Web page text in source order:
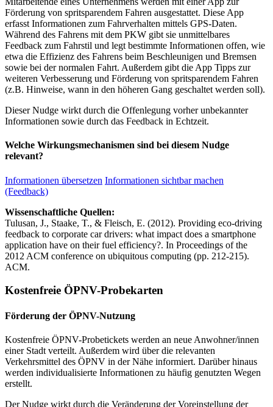
Förderung von spritsparendem Fahren ausgestattet. Diese App
erfasst Informationen zum Fahrverhalten mittels GPS-Daten.
Während des Fahrens mit dem PKW gibt sie unmittelbares
Feedback zum Fahrstil und legt bestimmte Informationen offen, wie
etwa die Effizienz des Fahrens beim Beschleunigen und Bremsen
sowie bei der normalen Fahrt. Außerdem gibt die App Tipps zur
weiteren Verbesserung und Förderung von spritsparendem Fahren
(z.B. Hinweise, wann in den höheren Gang geschaltet werden soll).
Dieser Nudge wirkt durch die Offenlegung vorher unbekannter
Informationen sowie durch das Feedback in Echtzeit.
Welche Wirkungsmechanismen sind bei diesem Nudge
relevant?
Informationen übersetzen Informationen sichtbar machen
(Feedback)
Wissenschaftliche Quellen:
Tulusan, J., Staake, T., & Fleisch, E. (2012). Providing eco-driving
feedback to corporate car drivers: what impact does a smartphone
application have on their fuel efficiency?. In Proceedings of the
2012 ACM conference on ubiquitous computing (pp. 212-215).
ACM.
Kostenfreie ÖPNV-Probekarten
Förderung der ÖPNV-Nutzung
Kostenfreie ÖPNV-Probetickets werden an neue Anwohner/innen
einer Stadt verteilt. Außerdem wird über die relevanten
Verkehrsmittel des ÖPNV in der Nähe informiert. Darüber hinaus
werden individualisierte Informationen zu häufig genutzten Wegen
erstellt.
Der Nudge wirkt durch die Veränderung der Voreinstellung der